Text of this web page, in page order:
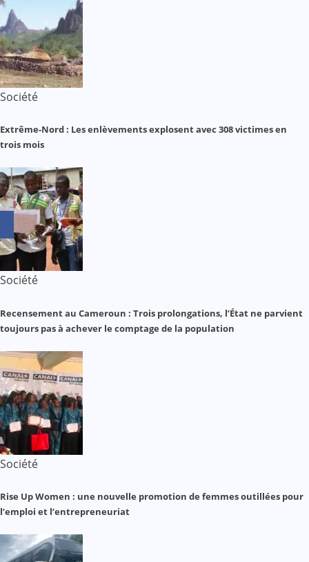
Société
Extrême-Nord : Les enlèvements explosent avec 308 victimes en
trois mois
Société
Recensement au Cameroun : Trois prolongations, l’État ne parvient
toujours pas à achever le comptage de la population
Société
Rise Up Women : une nouvelle promotion de femmes outillées pour
l’emploi et l’entrepreneuriat